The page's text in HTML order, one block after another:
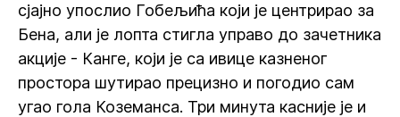
сјајно упослио Гобељића који је центрирао за
Бена, али је лопта стигла управо до зачетника
акције - Канге, који је са ивице казненог
простора шутирао прецизно и погодио сам
угао гола Коземанса. Три минута касније је и